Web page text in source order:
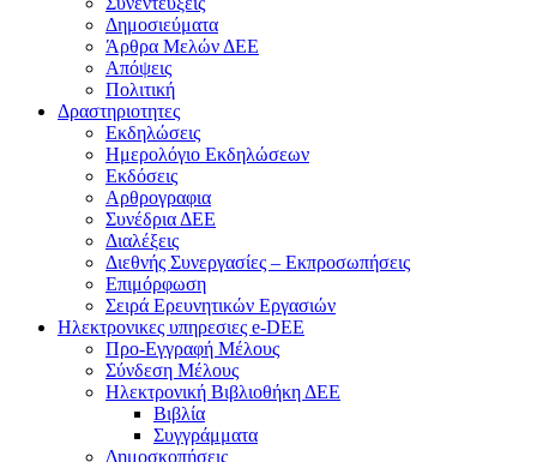
Δημοσιεύματα
Άρθρα Μελών ΔΕΕ
Απόψεις
Πολιτική
Δραστηριοτητες
Εκδηλώσεις
Ημερολόγιο Εκδηλώσεων
Εκδόσεις
Αρθρογραφια
Συνέδρια ΔΕΕ
Διαλέξεις
Διεθνής Συνεργασίες – Εκπροσωπήσεις
Επιμόρφωση
Σειρά Ερευνητικών Εργασιών
Ηλεκτρονικες υπηρεσιες e-DEE
Προ-Εγγραφή Μέλους
Σύνδεση Μέλους
Ηλεκτρονική Βιβλιοθήκη ΔΕΕ
Βιβλία
Συγγράμματα
Δημοσκοπήσεις